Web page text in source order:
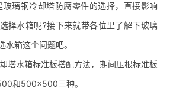
玻璃钢冷却塔防腐零件的选择，直接影响
择水箱呢?接下来就带各位里了解下玻璃
水箱这个问题吧。
水箱标准板搭配方法，期间压根标准板
和500×500三种。